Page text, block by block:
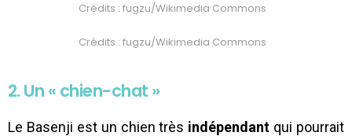
Crédits : fugzu/Wikimedia Commons
Crédits : fugzu/Wikimedia Commons
2. Un « chien-chat »
Le Basenji est un chien très indépendant qui pourrait